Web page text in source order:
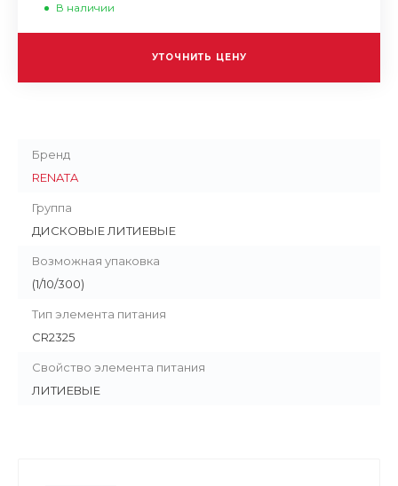
В наличии
УТОЧНИТЬ ЦЕНУ
Бренд
RENATA
Группа
ДИСКОВЫЕ ЛИТИЕВЫЕ
Возможная упаковка
(1/10/300)
Тип элемента питания
CR2325
Свойство элемента питания
ЛИТИЕВЫЕ